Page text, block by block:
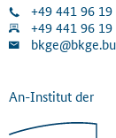
+49 441 96
+49 441 96
An-Institut der